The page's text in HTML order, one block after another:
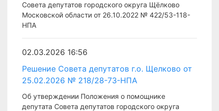
Совета депутатов городского округа Щёлково
Московской области от 26.10.2022 № 422/53-118-
НПА
02.03.2026 16:56
Решение Совета депутатов г.о. Щелково от
25.02.2026 № 218/28-73-НПА
Об утверждении Положения о помощнике
депутата Совета депутатов городского округа